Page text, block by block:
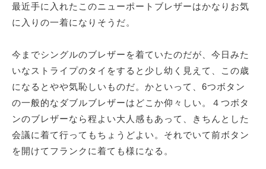
最近手に入れたこのニューポートブレザーはかなりお気
に入りの一着になりそうだ。
今までシングルのブレザーを着ていたのだが、今日みた
いなストライプのタイをすると少し幼く見えて、この歳
になるとやや気恥しいものだ。かといって、6つボタン
の一般的なダブルブレザーはどこか仰々しい。４つボタ
ンのブレザーなら程よい大人感もあって、きちんとした
会議に着て行ってもちょうどよい。それでいて前ボタン
を開けてフランクに着ても様になる。